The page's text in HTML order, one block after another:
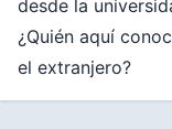
desde la
¿Quién aquí
el extranjero?